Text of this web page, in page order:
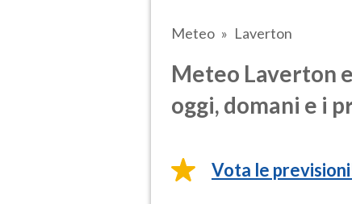
Meteo Laverton
Meteo Laverton
oggi, domani e i
Vota le